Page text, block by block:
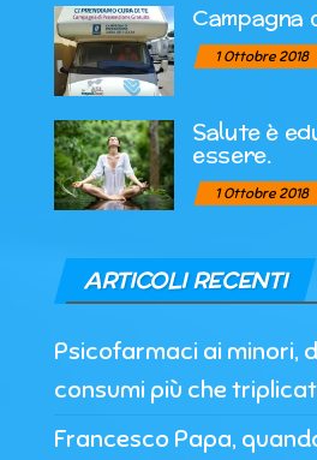
Campagna
1 Ottobre 2018
Salute è
essere.
1 Ottobre 2018
ARTICOLI RECENTI
Psicofarmaci ai minori,
consumi più che
Francesco Papa,